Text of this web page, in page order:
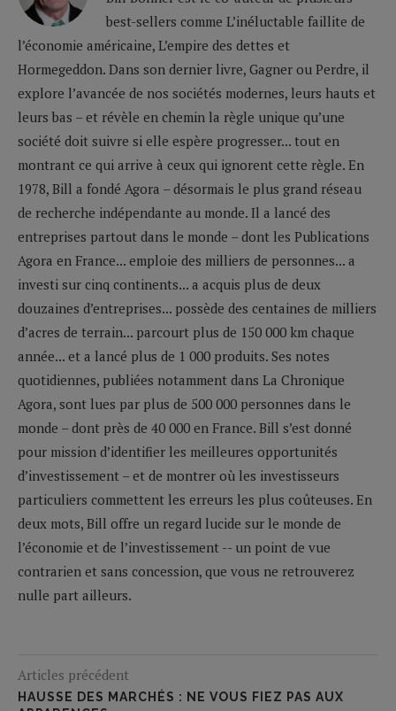
best-sellers comme L’inéluctable faillite de
l’économie américaine, L’empire des dettes et
Hormegeddon. Dans son dernier livre, Gagner ou Perdre, il
explore l’avancée de nos sociétés modernes, leurs hauts et
leurs bas – et révèle en chemin la règle unique qu’une
société doit suivre si elle espère progresser... tout en
montrant ce qui arrive à ceux qui ignorent cette règle. En
1978, Bill a fondé Agora – désormais le plus grand réseau
de recherche indépendante au monde. Il a lancé des
entreprises partout dans le monde – dont les Publications
Agora en France... emploie des milliers de personnes... a
investi sur cinq continents... a acquis plus de deux
douzaines d’entreprises... possède des centaines de milliers
d’acres de terrain... parcourt plus de 150 000 km chaque
année... et a lancé plus de 1 000 produits. Ses notes
quotidiennes, publiées notamment dans La Chronique
Agora, sont lues par plus de 500 000 personnes dans le
monde – dont près de 40 000 en France. Bill s’est donné
pour mission d’identifier les meilleures opportunités
d’investissement – et de montrer où les investisseurs
particuliers commettent les erreurs les plus coûteuses. En
deux mots, Bill offre un regard lucide sur le monde de
l’économie et de l’investissement -- un point de vue
contrarien et sans concession, que vous ne retrouverez
nulle part ailleurs.
Articles précédent
HAUSSE DES MARCHÉS : NE VOUS FIEZ PAS AUX